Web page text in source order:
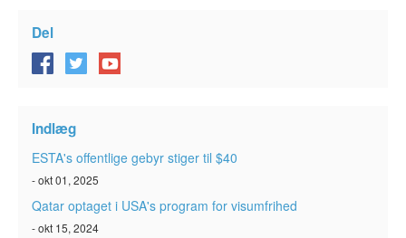
Visumfritagelsesprogrammet
Artikler
Kontakt
Del
Indlæg
ESTA's offentlige gebyr stiger til $40
- okt 01, 2025
Qatar optaget i USA's program for visumfrihed
- okt 15, 2024